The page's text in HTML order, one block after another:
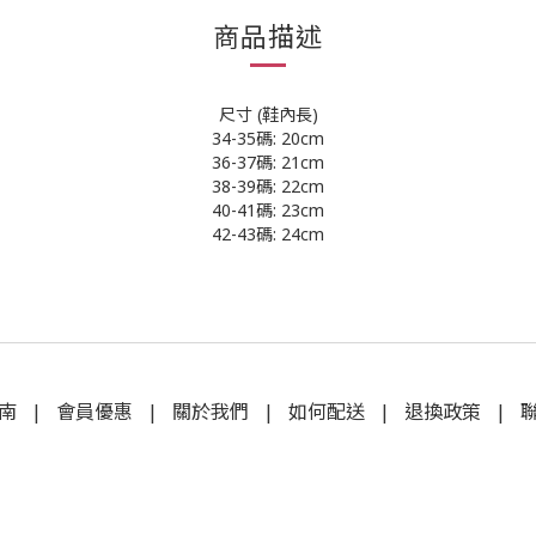
商品描述
尺寸 (鞋內長)
34-35碼: 20cm
36-37碼: 21cm
38-39碼: 22cm
40-41碼: 23cm
42-43碼: 24cm
| 會員優惠 | 關於我們 | 如何配送| 退換政策 |